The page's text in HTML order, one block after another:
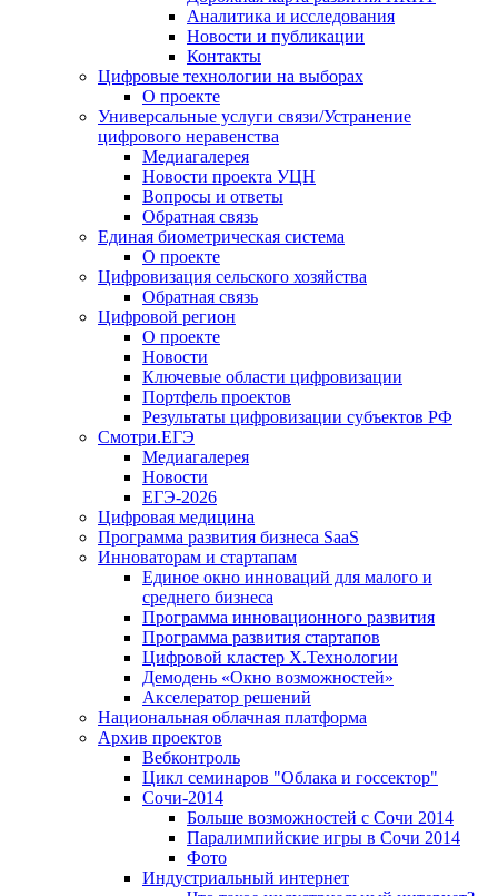
Аналитика и исследования
Новости и публикации
Контакты
Цифровые технологии на выборах
О проекте
Универсальные услуги связи/Устранение
цифрового неравенства
Медиагалерея
Новости проекта УЦН
Вопросы и ответы
Обратная связь
Единая биометрическая система
О проекте
Цифровизация сельского хозяйства
Обратная связь
Цифровой регион
О проекте
Новости
Ключевые области цифровизации
Портфель проектов
Результаты цифровизации субъектов РФ
Смотри.ЕГЭ
Медиагалерея
Новости
ЕГЭ-2026
Цифровая медицина
Программа развития бизнеса SaaS
Инноваторам и стартапам
Единое окно инноваций для малого и
среднего бизнеса
Программа инновационного развития
Программа развития стартапов
Цифровой кластер X.Технологии
Демодень «Окно возможностей»
Акселератор решений
Национальная облачная платформа
Архив проектов
Вебконтроль
Цикл семинаров "Облака и госсектор"
Сочи-2014
Больше возможностей с Сочи 2014
Паралимпийские игры в Сочи 2014
Фото
Индустриальный интернет